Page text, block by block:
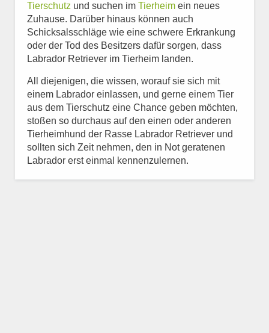
Tierschutz und suchen im Tierheim ein neues
Zuhause. Darüber hinaus können auch
Schicksalsschläge wie eine schwere Erkrankung
oder der Tod des Besitzers dafür sorgen, dass
Labrador Retriever im Tierheim landen.
All diejenigen, die wissen, worauf sie sich mit
einem Labrador einlassen, und gerne einem Tier
aus dem Tierschutz eine Chance geben möchten,
stoßen so durchaus auf den einen oder anderen
Tierheimhund der Rasse Labrador Retriever und
sollten sich Zeit nehmen, den in Not geratenen
Labrador erst einmal kennenzulernen.